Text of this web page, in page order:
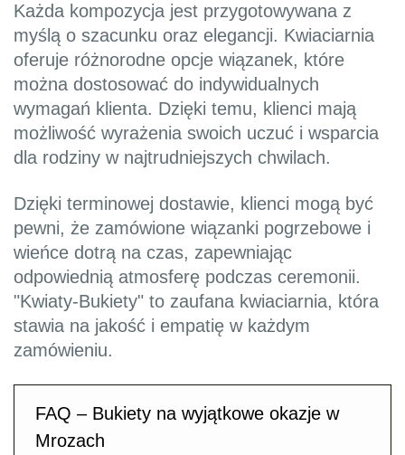
Każda kompozycja jest przygotowywana z
myślą o szacunku oraz elegancji. Kwiaciarnia
oferuje różnorodne opcje wiązanek, które
można dostosować do indywidualnych
wymagań klienta. Dzięki temu, klienci mają
możliwość wyrażenia swoich uczuć i wsparcia
dla rodziny w najtrudniejszych chwilach.
Dzięki terminowej dostawie, klienci mogą być
pewni, że zamówione wiązanki pogrzebowe i
wieńce dotrą na czas, zapewniając
odpowiednią atmosferę podczas ceremonii.
"Kwiaty-Bukiety" to zaufana kwiaciarnia, która
stawia na jakość i empatię w każdym
zamówieniu.
FAQ – Bukiety na wyjątkowe okazje w
Mrozach